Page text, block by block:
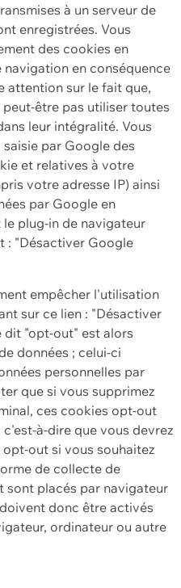
à un serveur de
enregistrées. Vous
des cookies en
en conséquence
attention sur le fait que,
être pas utiliser toutes
leur intégralité. Vous
par Google des
et relatives à votre
votre adresse IP) ainsi
par Google en
plug-in de navigateur
: "Désactiver Google
empêcher l'utilisation
sur ce lien : "Désactiver
dit "opt-out" est alors
données ; celui-ci
personnelles par
que si vous supprimez
ces cookies opt-out
à-dire que vous devrez
out si vous souhaitez
de collecte de
sont placés par navigateur
donc être activés
ordinateur ou autre